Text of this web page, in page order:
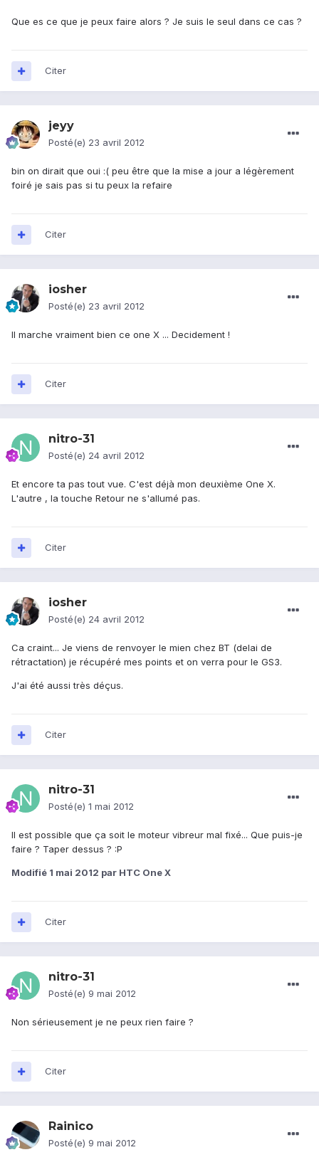
Que es ce que je peux faire alors ? Je suis le seul dans ce cas ?
Citer
jeyy
Posté(e) 23 avril 2012
bin on dirait que oui :( peu être que la mise a jour a légèrement
foiré je sais pas si tu peux la refaire
Citer
iosher
Posté(e) 23 avril 2012
Il marche vraiment bien ce one X ... Decidement !
Citer
nitro-31
Posté(e) 24 avril 2012
Et encore ta pas tout vue. C'est déjà mon deuxième One X.
L'autre , la touche Retour ne s'allumé pas.
Citer
iosher
Posté(e) 24 avril 2012
Ca craint... Je viens de renvoyer le mien chez BT (delai de
rétractation) je récupéré mes points et on verra pour le GS3.
J'ai été aussi très déçus.
Citer
nitro-31
Posté(e) 1 mai 2012
Il est possible que ça soit le moteur vibreur mal fixé... Que puis-je
faire ? Taper dessus ? :P
Modifié 1 mai 2012 par HTC One X
Citer
nitro-31
Posté(e) 9 mai 2012
Non sérieusement je ne peux rien faire ?
Citer
Rainico
Posté(e) 9 mai 2012